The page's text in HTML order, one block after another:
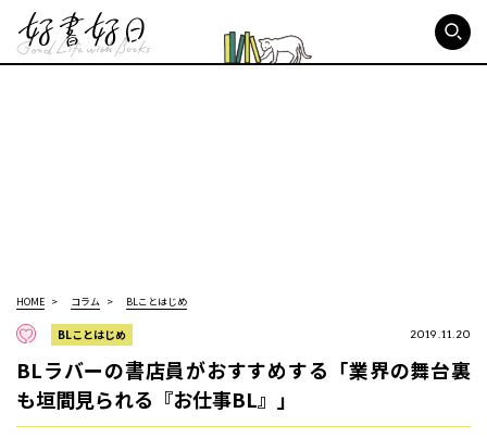
HOME コラム BLことはじめ
BLことはじめ 2019.11.20
BLラバーの書店員がおすすめする「業界の舞台裏
も垣間見られる『お仕事BL』」